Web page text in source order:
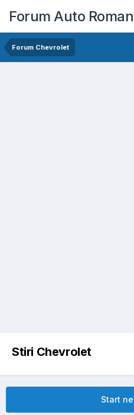
Forum Auto
Forum Chevrolet
Stiri Chevrolet
Start